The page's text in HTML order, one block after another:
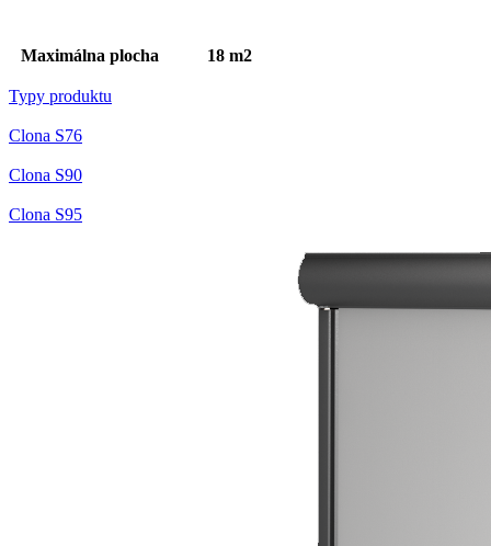
Maximálna plocha 18 m2
Typy produktu
Clona S76
Clona S90
Clona S95